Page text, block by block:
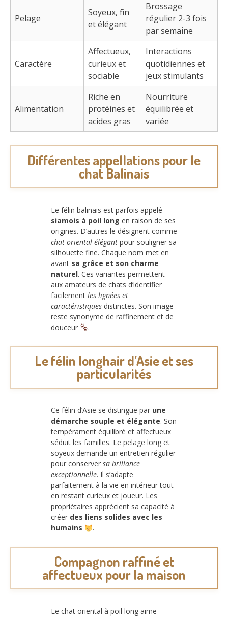
Pelage
Soyeux, fin
et élégant
Brossage
régulier 2-3 fois
par semaine
Caractère
Affectueux,
curieux et
sociable
Interactions
quotidiennes et
jeux stimulants
Alimentation
Riche en
protéines et
acides gras
Nourriture
équilibrée et
variée
Différentes appellations pour le
chat Balinais
Le félin balinais est parfois appelé
siamois à poil long en raison de ses
origines. D’autres le désignent comme
chat oriental élégant pour souligner sa
silhouette fine. Chaque nom met en
avant sa grâce et son charme
naturel. Ces variantes permettent
aux amateurs de chats d’identifier
facilement les lignées et
caractéristiques distinctes. Son image
reste synonyme de raffinement et de
douceur
.
Le félin longhair d’Asie et ses
particularités
Ce félin d’Asie se distingue par une
démarche souple et élégante. Son
tempérament équilibré et affectueux
séduit les familles. Le pelage long et
soyeux demande un entretien régulier
pour conserver sa brillance
exceptionnelle. Il s’adapte
parfaitement à la vie en intérieur tout
en restant curieux et joueur. Les
propriétaires apprécient sa capacité à
créer des liens solides avec les
humains
.
Compagnon raffiné et
affectueux pour la maison
Le chat oriental à poil long aime